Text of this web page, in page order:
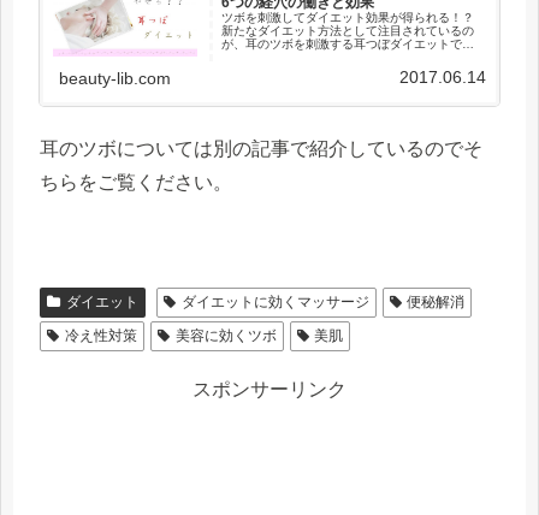
ツボを刺激してダイエット効果が得られる！？
新たなダイエット方法として注目されているの
が、耳のツボを刺激する耳つぼダイエットで
の心臓」と呼ばれているのはご存知だと思いま
す。足つぼマッサージは痛い反面...
beauty-lib.com 2017.06.14
耳のツボについては別の記事で紹介しているのでそ
ちらをご覧ください。
ダイエット ダイエットに効くマッサージ
便秘解消
冷え性対策
美容に効くツボ 美肌
スポンサーリンク